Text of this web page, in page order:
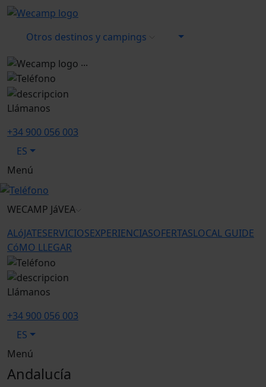
Otros destinos y campings
...
Llámanos
+34 900 056 003
ES
Menú
WECAMP JáVEA
ALóJATESERVICIOSEXPERIENCIASOFERTASLOCAL GUIDE
CóMO LLEGAR
Llámanos
+34 900 056 003
ES
Menú
Andalucía